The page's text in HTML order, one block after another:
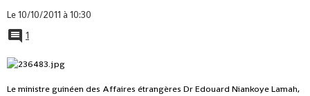
Le 10/10/2011 à 10:30
1
Le ministre guinéen des Affaires étrangères Dr Edouard Niankoye Lamah,